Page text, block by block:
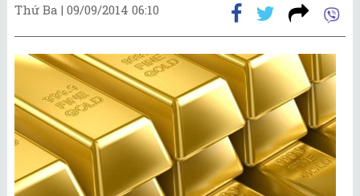
Thứ Ba | 09/09/2014 06:10